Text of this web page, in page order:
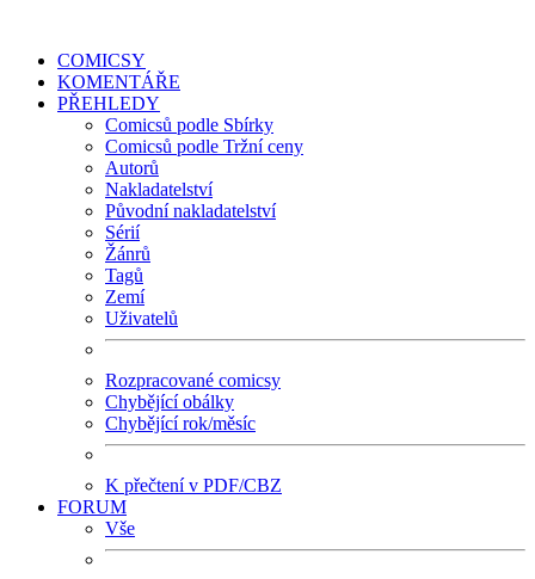
COMICSY
KOMENTÁŘE
PŘEHLEDY
Comicsů podle Sbírky
Comicsů podle Tržní ceny
Autorů
Nakladatelství
Původní nakladatelství
Sérií
Žánrů
Tagů
Zemí
Uživatelů
Rozpracované comicsy
Chybějící obálky
Chybějící rok/měsíc
K přečtení v PDF/CBZ
FORUM
Vše